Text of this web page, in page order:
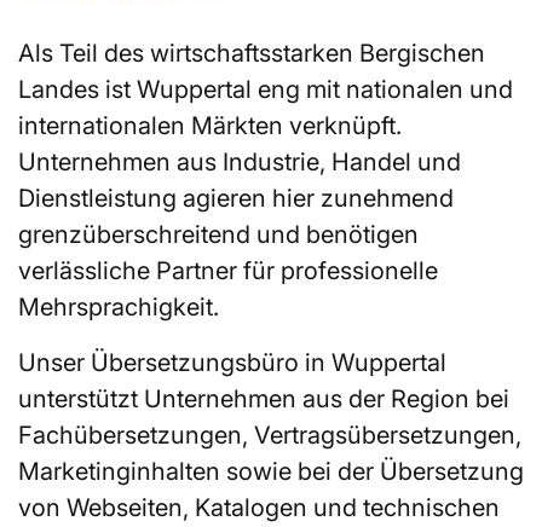
Als Teil des wirtschaftsstarken Bergischen
Landes ist Wuppertal eng mit nationalen und
internationalen Märkten verknüpft.
Unternehmen aus Industrie, Handel und
Dienstleistung agieren hier zunehmend
grenzüberschreitend und benötigen
verlässliche Partner für professionelle
Mehrsprachigkeit.
Unser Übersetzungsbüro in Wuppertal
unterstützt Unternehmen aus der Region bei
Fachübersetzungen, Vertragsübersetzungen,
Marketinginhalten sowie bei der Übersetzung
von Webseiten, Katalogen und technischen